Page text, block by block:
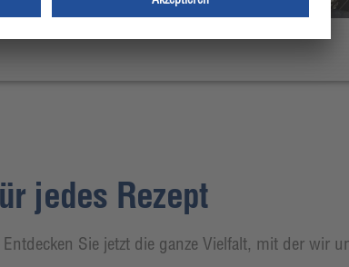
jedes Rezept
Sie jetzt die ganze Vielfalt, mit der wir